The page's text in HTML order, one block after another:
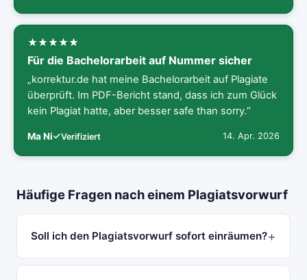
Für die Bachelorarbeit auf Nummer sicher
„korrektur.de hat meine Bachelorarbeit auf Plagiate
überprüft. Im PDF-Bericht stand, dass ich zum Glück
kein Plagiat hatte, aber besser safe than sorry.“
Ma Ni Verifiziert 14. Apr. 2026
Häufige Fragen nach einem Plagiatsvorwurf
Soll ich den Plagiatsvorwurf sofort einräumen?